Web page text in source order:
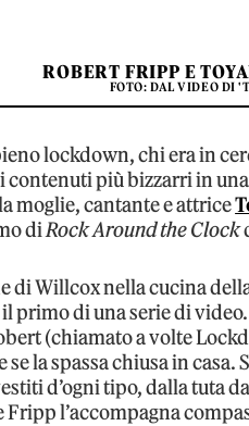
ROBERT FRIPP E
FOTO: DAL VIDEO DI
lockdown, chi era in
contenuti più bizzarri in
moglie, cantante e attrice
diRock Around the Clock
di Willcox nella cucina
primo di una serie di
(chiamato a volte
la spassa chiusa in casa.
d’ogni tipo, dalla tuta
l’accompagna